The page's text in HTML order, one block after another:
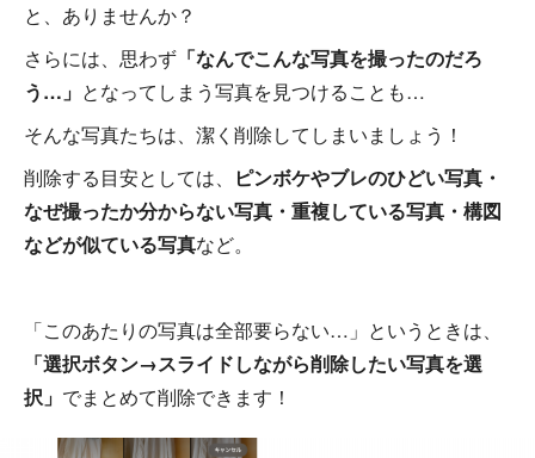
と、ありませんか？
さらには、思わず 「なんでこんな写真を撮ったのだろ
う…」 となってしまう写真を見つけることも…
そんな写真たちは、潔く削除してしまいましょう！
削除する目安としては、
ピンボケやブレのひどい写真・
なぜ撮ったか分からない写真・重複している写真・構図
などが似ている写真など。
「このあたりの写真は全部要らない…」というときは、
「選択ボタン→スライドしながら削除したい写真を選
択」 でまとめて削除できます！